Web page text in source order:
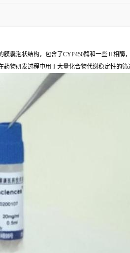
囊泡状结构，包含了CYP450酶和一些Ⅱ相
物研发过程中用于大量化合物代谢稳定性的